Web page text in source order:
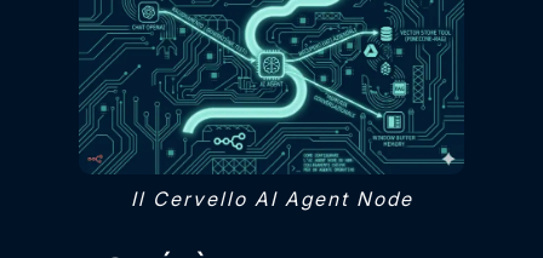
Il Cervello AI Agent Node